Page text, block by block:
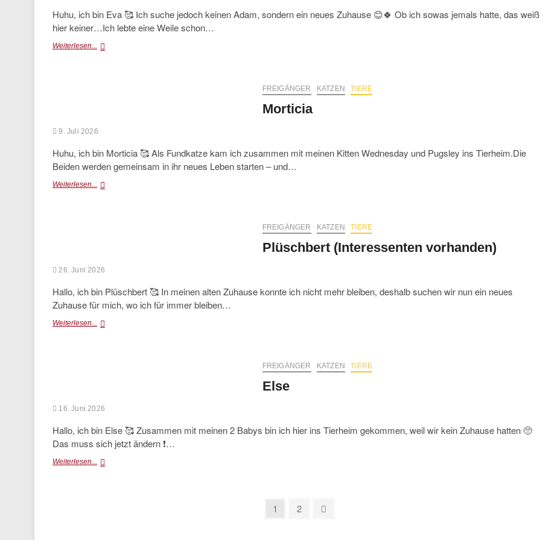
Huhu, ich bin Eva 🥰 Ich suche jedoch keinen Adam, sondern ein neues Zuhause 😊🍀 Ob ich sowas jemals hatte, das weiß
hier keiner…Ich lebte eine Weile schon…
Weiterlesen... Eva
FREIGÄNGER KATZEN TIERE
Morticia
9. Juli 2026
Huhu, ich bin Morticia 🥰 Als Fundkatze kam ich zusammen mit meinen Kitten Wednesday und Pugsley ins Tierheim.Die
Beiden werden gemeinsam in ihr neues Leben starten – und…
Weiterlesen... Morticia
FREIGÄNGER KATZEN TIERE
Plüschbert (Interessenten vorhanden)
26. Juni 2026
Hallo, ich bin Plüschbert 🥰 In meinen alten Zuhause konnte ich nicht mehr bleiben, deshalb suchen wir nun ein neues
Zuhause für mich, wo ich für immer bleiben…
Weiterlesen... Plüschbert
FREIGÄNGER KATZEN TIERE
Else
16. Juni 2026
Hallo, ich bin Else 🥰 Zusammen mit meinen 2 Babys bin ich hier ins Tierheim gekommen, weil wir kein Zuhause hatten 🥺
Das muss sich jetzt ändern ❗…
Weiterlesen... Else
Page
1 Page
2